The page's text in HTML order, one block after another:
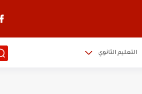
التعليم الثانوي